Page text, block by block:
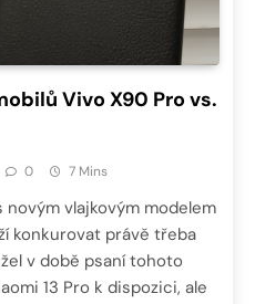
Vivo X90 Pro vs.
0 7 Mins
vlajkovým modelem
konkurovat právě třeba
v době psaní tohoto
13 Pro k dispozici, ale